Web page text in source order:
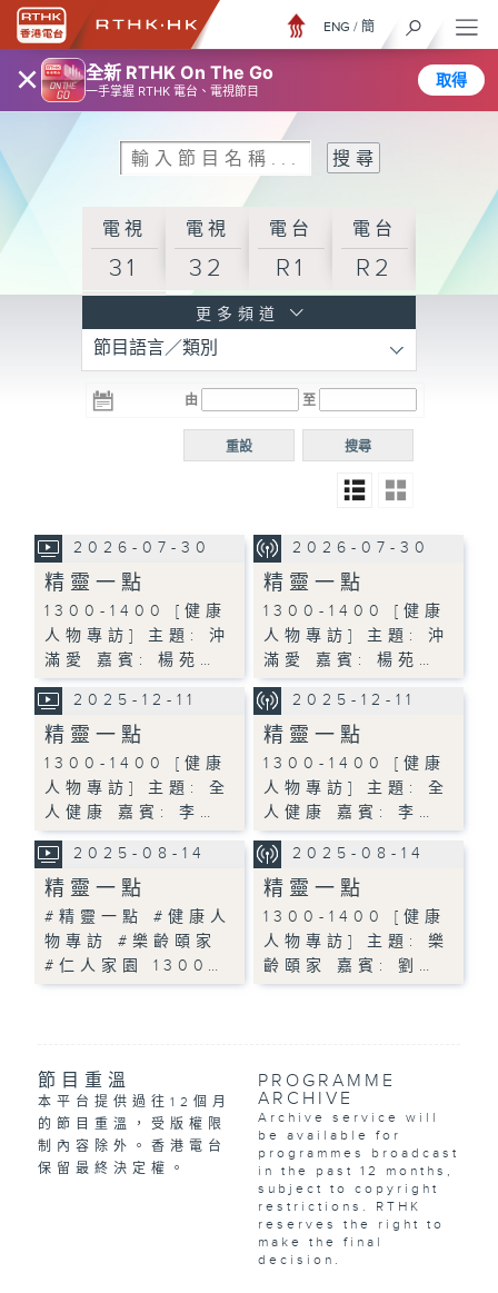
× 全新 RTHK On The Go
一手掌握 RTHK 電台、電視節目
取得
ENG / 簡
電視
31
電視
32
電台
R1
電台
R2
R3
電台 電台
R5
電台
普通
更多頻道
節目語言／類別
由 至
搜尋
重設
2026-07-30
精靈一點
1300-1400 [健康
人物專訪] 主題: 沖
滿愛 嘉賓: 楊苑…
2026-07-30
精靈一點
1300-1400 [健康
人物專訪] 主題: 沖
滿愛 嘉賓: 楊苑…
2025-12-11
精靈一點
1300-1400 [健康
人物專訪] 主題: 全
人健康 嘉賓: 李…
2025-12-11
精靈一點
1300-1400 [健康
人物專訪] 主題: 全
人健康 嘉賓: 李…
2025-08-14
精靈一點
#精靈一點 #健康人
物專訪 #樂齡頤家
#仁人家園 1300…
2025-08-14
精靈一點
1300-1400 [健康
人物專訪] 主題: 樂
齡頤家 嘉賓: 劉…
節目重溫
本平台提供過往12個月
的節目重溫，受版權限
制內容除外。香港電台
保留最終決定權。
PROGRAMME
ARCHIVE
Archive service will
be available for
programmes broadcast
in the past 12 months,
subject to copyright
restrictions. RTHK
reserves the right to
make the final
decision.